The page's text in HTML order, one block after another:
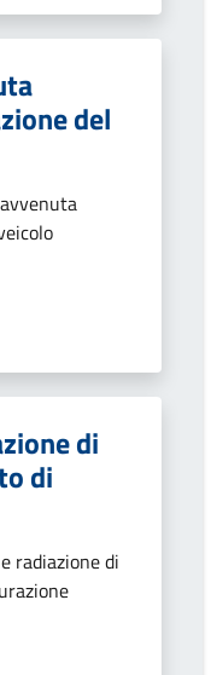
del
di
di
radiazione di